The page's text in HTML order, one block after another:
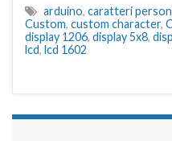
arduino, caratteri
Custom, custom character,
display 1206, display 5x8,
lcd, lcd 1602